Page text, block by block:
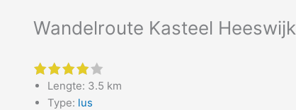
Wandelroute Kasteel Heeswijk
Lengte: 3.5 km
Type: lus